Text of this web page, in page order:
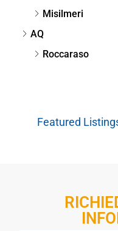
Misilmeri
AQ
Roccaraso
Featured